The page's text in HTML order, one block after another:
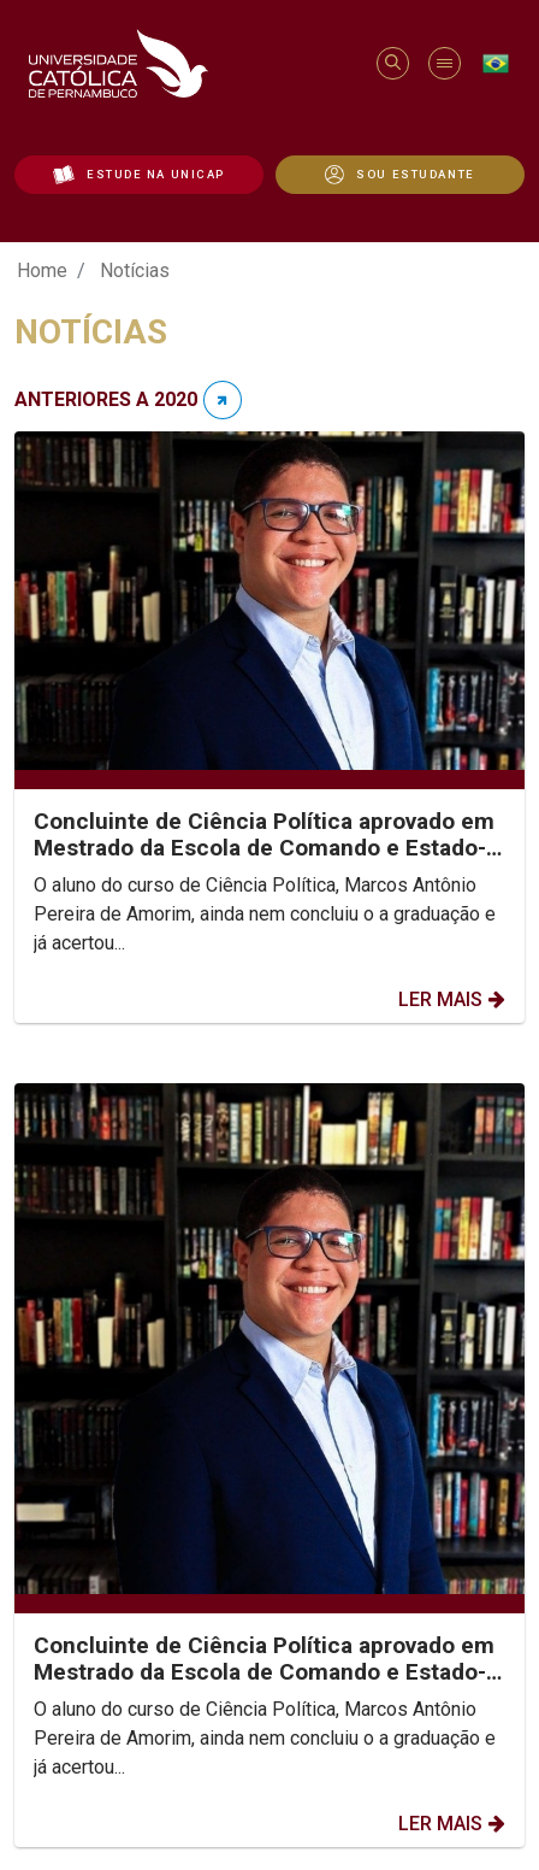
ESTUDE NA UNICAP SOU ESTUDANTE
Notícias - Unicap
Home Notícias
NOTÍCIAS
ANTERIORES A 2020
Concluinte de Ciência Política aprovado em
Mestrado da Escola de Comando e Estado-
Maior do Exército
O aluno do curso de Ciência Política, Marcos Antônio
Pereira de Amorim, ainda nem concluiu o a graduação e
já acertou...
LER MAIS
Concluinte de Ciência Política aprovado em
Mestrado da Escola de Comando e Estado-
Maior do Exército
O aluno do curso de Ciência Política, Marcos Antônio
Pereira de Amorim, ainda nem concluiu o a graduação e
já acertou...
LER MAIS